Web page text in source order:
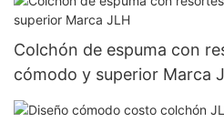
Colchón de espuma con
cómodo y superior Marca